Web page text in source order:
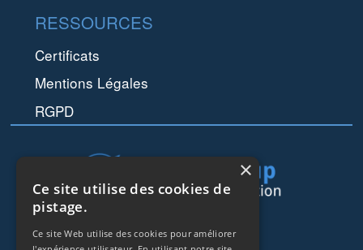
RESSOURCES
Certificats
Mentions Légales
RGPD
44 rue de Lisbonne
Ce site utilise des cookies de
pistage.
Ce site Web utilise des cookies pour améliorer
×